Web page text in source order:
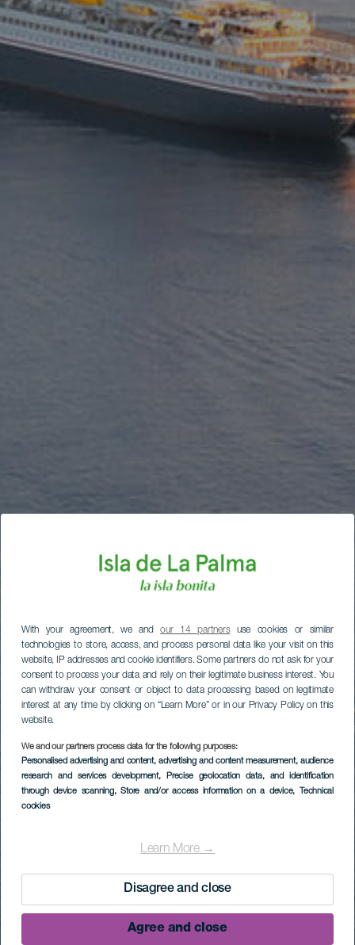
With your agreement, we andour 14 partnersuse cookies or similar
technologies to store, access, and process personal data like your visit on this
website, IP addresses and cookie identifiers. Some partners do not ask for your
consent to process your data and rely on their legitimate business interest. You
can withdraw your consent or object to data processing based on legitimate
interest at any time by clicking on “Learn More” or in our Privacy Policy on this
website.
We and our partners process data for the following purposes:
Personalised advertising and content, advertising and content measurement, audience
research and services development, Precise geolocation data, and identification
through device scanning, Store and/or access information on a device, Technical
cookies
Learn More →
Disagree and close
Agree and close